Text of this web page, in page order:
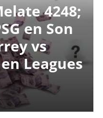
4248;
en Son
vs
Leagues